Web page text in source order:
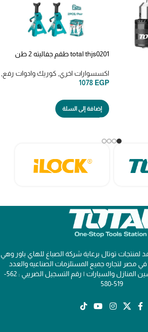
total thjs0201 طقم جفاليته 2 طن
اكسسوارات اخري كوريك وادوات رفع
1078 EGP
إضافة إلى السلة
توتال برعاية شركة الصباغ للهاي باور وهي
في مصر لتجاره جميع المستلزمات الصناعيه والعدد
والادوات ومستلزمات تحسين المنازل والسيارات | رقم التسجيل الضريبي : 562-
519-580